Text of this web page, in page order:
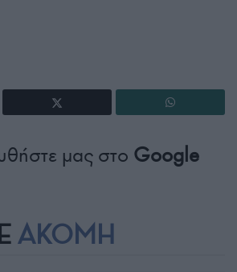
μας στο Google
ΑΚΟΜΗ